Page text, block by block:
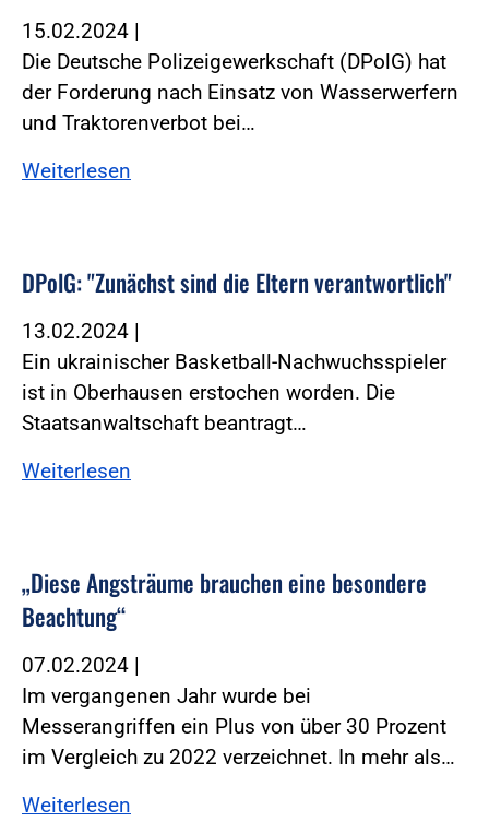
15.02.2024 |
Die Deutsche Polizeigewerkschaft (DPolG) hat
der Forderung nach Einsatz von Wasserwerfern
und Traktorenverbot bei…
Weiterlesen
DPolG: "Zunächst sind die Eltern verantwortlich"
13.02.2024 |
Ein ukrainischer Basketball-Nachwuchsspieler
ist in Oberhausen erstochen worden. Die
Staatsanwaltschaft beantragt…
Weiterlesen
„Diese Angsträume brauchen eine besondere
Beachtung“
07.02.2024 |
Im vergangenen Jahr wurde bei
Messerangriffen ein Plus von über 30 Prozent
im Vergleich zu 2022 verzeichnet. In mehr als…
Weiterlesen